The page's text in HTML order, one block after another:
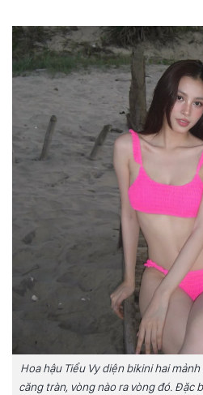
Hoa hậu Tiểu Vy diện bikini hai
căng tràn, vòng nào ra vòng đó. Đặc